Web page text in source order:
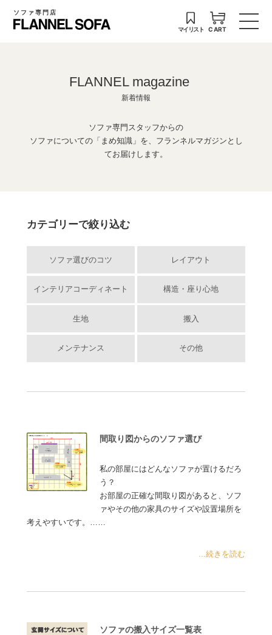
ソファ専門店
マイリスト CART
FLANNEL magazine
新着情報
ソファ専門スタッフからの
ソファについての「まめ知識」を、フランネルマガジンとし
てお届けします。
カテゴリーで絞り込む
ソファ選びのコツ レイアウト
インテリアコーディネート 構造・座り心地
生地 搬入
メンテナンス その他
間取り図からのソファ選び
私の部屋にはどんなソファが置けるだろ
う？
お部屋の正確な間取り図があると、ソフ
ァやその他の家具のサイズや設置場所を
考えやすいです。……
...続きを読む
ソファの搬入サイズ一覧表